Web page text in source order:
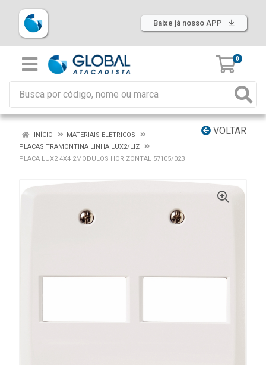
Baixe já nosso APP
0
VOLTAR
INÍCIO
MATERIAIS ELETRICOS
PLACAS TRAMONTINA LINHA LUX2/LIZ
PLACA LUX2 4X4 2MODULOS HORIZONTAL 57105/023